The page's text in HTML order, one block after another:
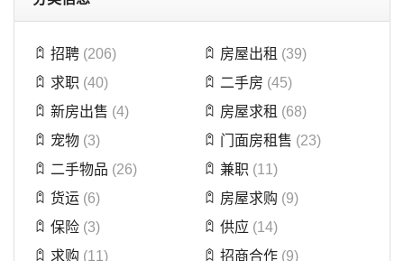
招聘 (206) 房屋出租 (39)
求职 (40) 二手房 (45)
新房出售 (4) 房屋求租 (68)
宠物 (3) 门面房租售 (23)
二手物品 (26) 兼职 (11)
货运 (6) 房屋求购 (9)
保险 (3) 供应 (14)
求购 (11) 招商合作 (9)